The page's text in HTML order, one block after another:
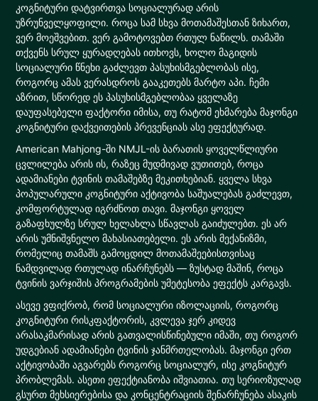
კოგნიტური დატვირთვა სოციალურად არის
უზრუნველყოფილი. როცა სამ სხვა მოთამაშესთან ზიხართ,
ვერ მოეშვებით. ვერ გამოტოვებთ რთულ ნაწილს. თამაში
თქვენს სრულ ყურადღებას ითხოვს, ხოლო მაგიდის
სოციალური წნეხი გაძლევთ პასუხისმგებლობას ისე,
როგორც ამას ვერასდროს გააკეთებს მარტო აპი. ჩემი
აზრით, სწორედ ეს პასუხისმგებლობაა ყველაზე
დაუფასებელი ფაქტორი იმისა, თუ რატომ ეხმარება მაჯონგი
კოგნიტური დაქვეითების პრევენციას ასე ეფექტურად.
American Mahjong-ში NMJL-ის ბარათის ყოველწლიური
ცვლილება არის ის, რაზეც მუდმივად ვუთითებ, როცა
ადამიანები ტვინის თამაშებზე მეკითხებიან. ყველა სხვა
პოპულარული კოგნიტური აქტივობა საშუალებას გაძლევთ,
კომფორტულად იგრძნოთ თავი. მაჯონგი ყოველ
გაზაფხულზე სრულ ხელახლა სწავლას გაიძულებთ. ეს არ
არის უმნიშვნელო მახასიათებელი. ეს არის მექანიზმი,
რომელიც თამაშს გამოცდილ მოთამაშეებისთვისაც
ნამდვილად რთულად ინარჩუნებს — ზუსტად მაშინ, როცა
ტვინის ვარჯიშის პროგრამების უმეტესობა ეფექტს კარგავს.
ასევე ვფიქრობ, რომ სოციალური იზოლაციის, როგორც
კოგნიტური რისკფაქტორის, კვლევა ჯერ კიდევ
არასაკმარისად არის გათვალისწინებული იმაში, თუ როგორ
უდგებიან ადამიანები ტვინის ჯანმრთელობას. მაჯონგი ერთ
აქტივობაში აგვარებს როგორც სოციალურ, ისე კოგნიტურ
პრობლემას. ასეთი ეფექტიანობა იშვიათია. თუ სერიოზულად
გსურთ მეხსიერებისა და კონცენტრაციის შენარჩუნება ასაკის